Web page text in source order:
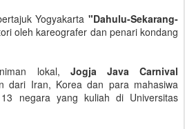
Yogyakarta "Dahulu-Sekarang-
oleh kareografer dan penari kondang
lokal, Jogja Java Carnival
dari Iran, Korea dan para mahasiwa
negara yang kuliah di Universitas